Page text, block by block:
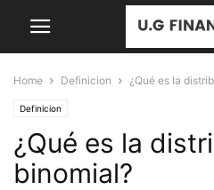
Home Definicion ¿Qué es la
Definicion
¿Qué es la
binomial?